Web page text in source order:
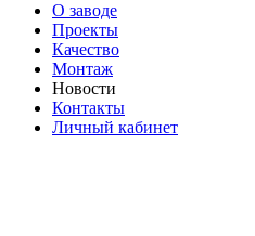
О заводе
Проекты
Качество
Монтаж
Новости
Контакты
Личный кабинет